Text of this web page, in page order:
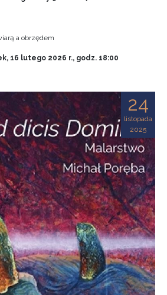
a obrzędem
16 lutego 2026 r., godz. 18:00
24
listopada
2025